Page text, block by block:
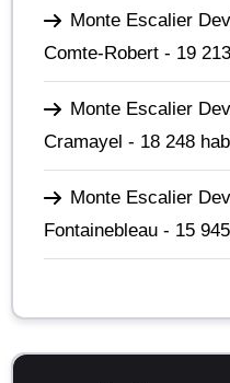
Monte Escalier
Comte-Robert - 19
Monte Escalier
Cramayel - 18 248
Monte Escalier
Fontainebleau - 15